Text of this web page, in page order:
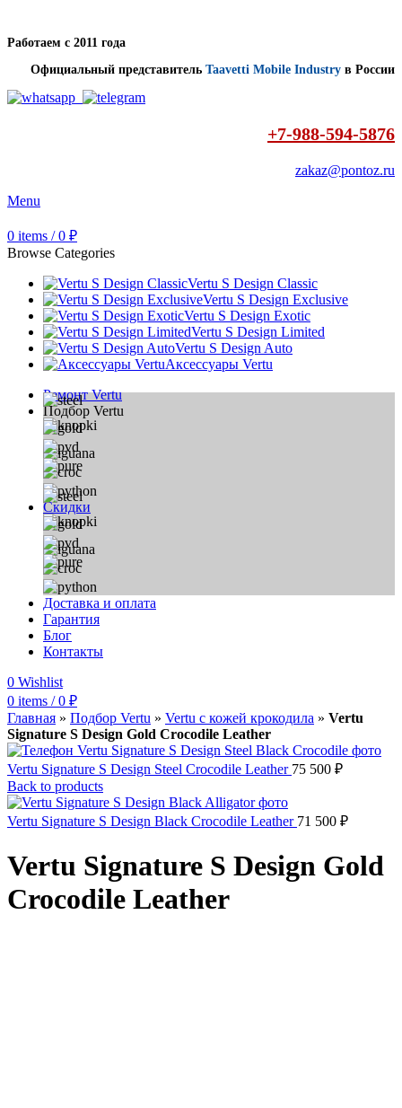
Работаем с 2011 года
Официальный представитель Taavetti Mobile Industry в России
+7-988-594-5876
zakaz@pontoz.ru
Menu
0 items / 0 ₽
Browse Categories
Vertu S Design Classic
Vertu S Design Exclusive
Vertu S Design Exotic
Vertu S Design Limited
Vertu S Design Auto
Аксессуары Vertu
Ремонт Vertu
Подбор Vertu
Скидки
Доставка и оплата
Гарантия
Блог
Контакты
0 Wishlist
0 items / 0 ₽
Главная » Подбор Vertu » Vertu с кожей крокодила » Vertu
Signature S Design Gold Crocodile Leather
Vertu Signature S Design Steel Crocodile Leather 75 500 ₽
Back to products
Vertu Signature S Design Black Crocodile Leather 71 500 ₽
Vertu Signature S Design Gold
Crocodile Leather